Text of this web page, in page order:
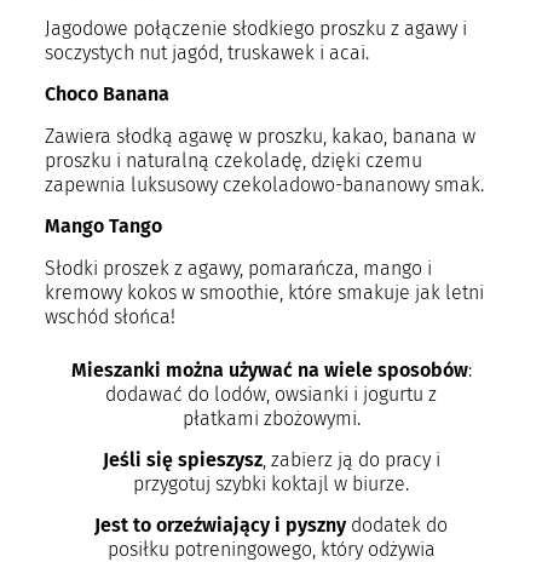
Jagodowe połączenie słodkiego proszku z agawy i
soczystych nut jagód, truskawek i acai.
Choco Banana
Zawiera słodką agawę w proszku, kakao, banana w
proszku i naturalną czekoladę, dzięki czemu
zapewnia luksusowy czekoladowo-bananowy smak.
Mango Tango
Słodki proszek z agawy, pomarańcza, mango i
kremowy kokos w smoothie, które smakuje jak letni
wschód słońca!
Mieszanki można używać na wiele sposobów:
dodawać do lodów, owsianki i jogurtu z
płatkami zbożowymi.
Jeśli się spieszysz, zabierz ją do pracy i
przygotuj szybki koktajl w biurze.
Jest to orzeźwiający i pyszny dodatek do
posiłku potreningowego, który odżywia